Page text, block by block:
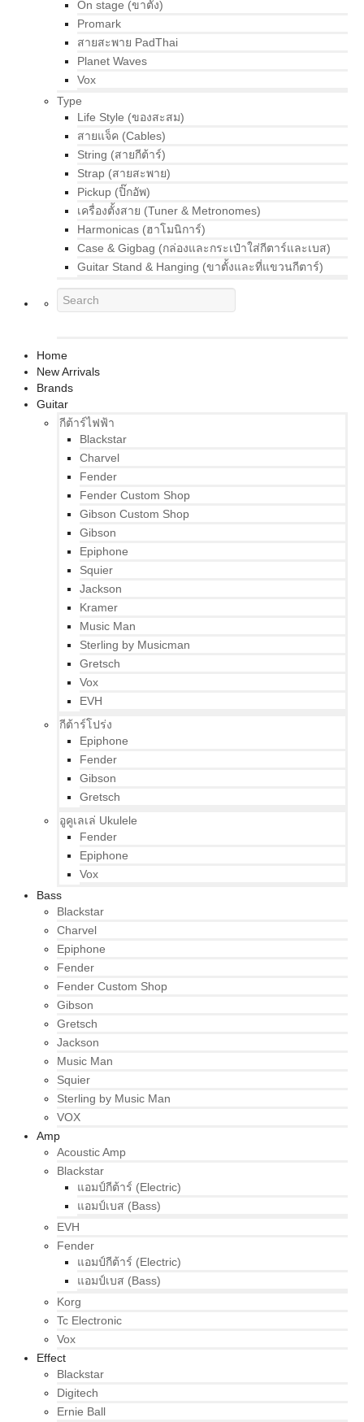
On stage (ขาตั้ง)
Promark
สายสะพาย PadThai
Planet Waves
Vox
Type
Life Style (ของสะสม)
สายแจ็ค (Cables)
String (สายกีต้าร์)
Strap (สายสะพาย)
Pickup (ปิ๊กอัพ)
เครื่องตั้งสาย (Tuner & Metronomes)
Harmonicas (ฮาโมนิการ์)
Case & Gigbag (กล่องและกระเป๋าใส่กีตาร์และเบส)
Guitar Stand & Hanging (ขาตั้งและที่แขวนกีตาร์)
Home
New Arrivals
Brands
Guitar
กีต้าร์ไฟฟ้า
Blackstar
Charvel
Fender
Fender Custom Shop
Gibson Custom Shop
Gibson
Epiphone
Squier
Jackson
Kramer
Music Man
Sterling by Musicman
Gretsch
Vox
EVH
กีต้าร์โปร่ง
Epiphone
Fender
Gibson
Gretsch
อูคูเลเล่ Ukulele
Fender
Epiphone
Vox
Bass
Blackstar
Charvel
Epiphone
Fender
Fender Custom Shop
Gibson
Gretsch
Jackson
Music Man
Squier
Sterling by Music Man
VOX
Amp
Acoustic Amp
Blackstar
แอมป์กีต้าร์ (Electric)
แอมป์เบส (Bass)
EVH
Fender
แอมป์กีต้าร์ (Electric)
แอมป์เบส (Bass)
Korg
Tc Electronic
Vox
Effect
Blackstar
Digitech
Ernie Ball